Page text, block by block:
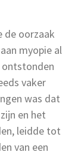
de oorzaak
myopie al
vaker
was dat
en het
leidde tot
van een